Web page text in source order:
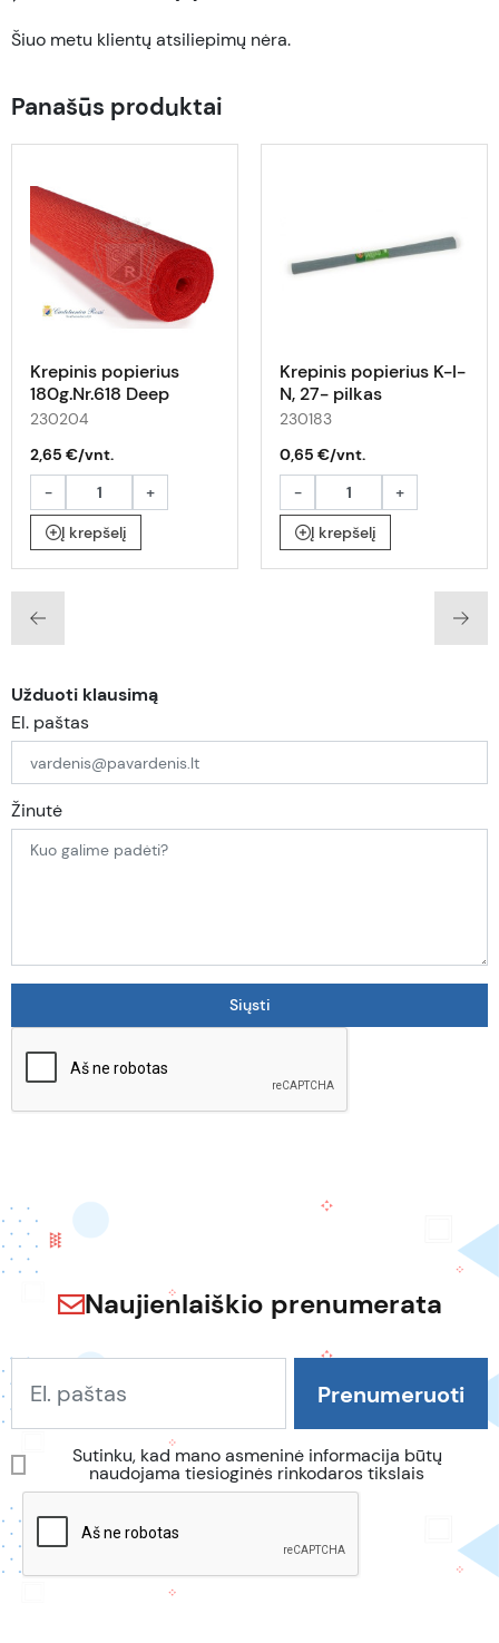
Šiuo metu klientų atsiliepimų nėra.
Panašūs produktai
Krepinis popierius
180g.Nr.618 Deep
Orange Red
230204
2,65 €/vnt.
-
+
Į krepšelį
Krepinis popierius K-I-
N, 27- pilkas
230183
0,65 €/vnt.
-
+
Į krepšelį
Užduoti klausimą
El. paštas
Žinutė
Naujienlaiškio prenumerata
Sutinku, kad mano asmeninė informacija būtų
naudojama tiesioginės rinkodaros tikslais